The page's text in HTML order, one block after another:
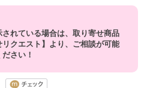
されている場合は、取り寄せ商品
クエスト】より、ご相談が可能
さい！